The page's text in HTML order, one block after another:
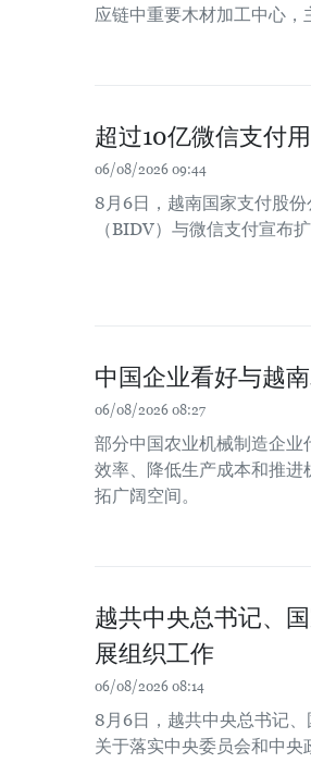
应链中重要木材加工中心，
超过10亿微信支付
06/08/2026 09:44
8月6日，越南国家支付股
（BIDV）与微信支付宣布
中国企业看好与越
06/08/2026 08:27
部分中国农业机械制造企
效率、降低生产成本和推
拓广阔空间。
越共中央总书记、
展组织工作
06/08/2026 08:14
8月6日，越共中央总书记
关于落实中央委员会和中